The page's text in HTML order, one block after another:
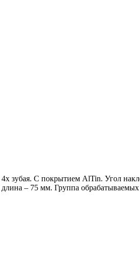
зубая. С покрытием AlTin. Угол
– 75 мм. Группа